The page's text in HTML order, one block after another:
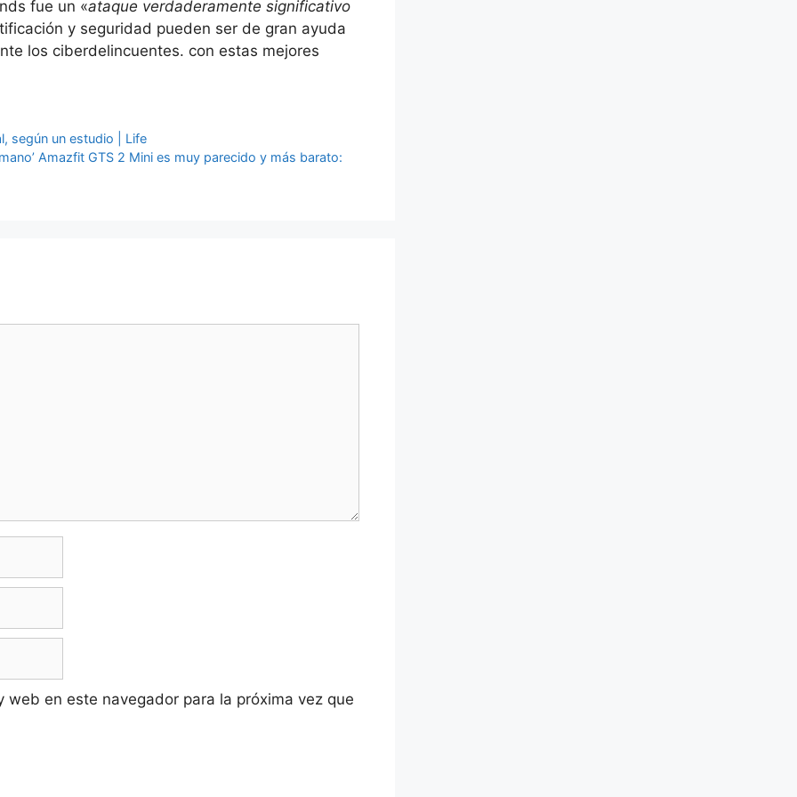
fue un «ataque verdaderamente significativo
y seguridad pueden ser de gran ayuda
los ciberdelincuentes. con estas mejores
según un estudio | Life
Amazfit GTS 2 Mini es muy parecido y más barato:
en este navegador para la próxima vez que